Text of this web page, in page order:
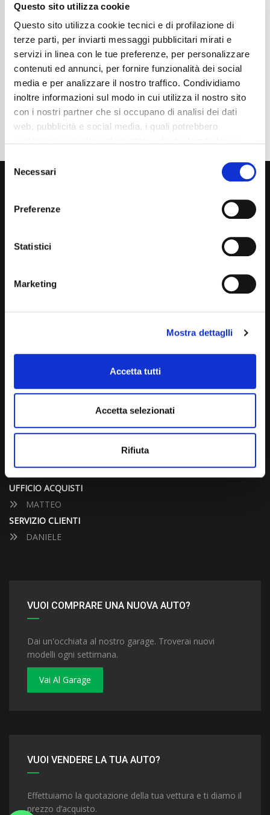
Questo sito utilizza cookie
Questo sito utilizza cookie tecnici e di profilazione di
terze parti, per inviarti messaggi pubblicitari mirati e
servizi in linea con le tue preferenze, per personalizzare
contenuti ed annunci, per fornire funzionalità dei social
media e per analizzare il nostro traffico. Condividiamo
inoltre informazioni sul modo in cui utilizza il nostro sito
con i nostri partner che si occupano di analisi dei dati
web, pubblicità e social media, i quali potrebbero
mera chiusura del banner non comporta l’accettazione
tutti” o selezionando le diverse categorie di cookies
Consent
Selection
Necessari
Preferenze
Statistici
Marketing
Mostra dettaglli
Accetta tutti
Accetta selezionati
Rifiuta
Chilometraggio
Tipo Di Carburante
Benzina
Cambio
Automatico
Normativa Euro
Euro6d-ISC-FCM
Via Giuditta Pasta 2, Como (CO) 22100
(+39) 031 431 3066
UFFICIO VENDITE
ALESSANDRO
UFFICIO ACQUISTI
MATTEO
SERVIZIO CLIENTI
DANIELE
VUOI COMPRARE UNA NUOVA AUTO?
Dai un'occhiata al nostro garage. Troverai nuovi
modelli ogni settimana.
Vai Al Garage
VUOI VENDERE LA TUA AUTO?
Effettuiamo la quotazione della tua vettura e ti diamo il
prezzo d’acquisto.